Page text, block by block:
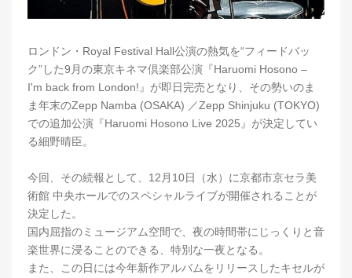
ロンドン・Royal Festival Hall公演の熱気を“フィードバッ
ク”した9月の東京キネマ倶楽部公演『Haruomi Hosono –
I'm back from London!』が即日完売となり、その勢いのま
ま年末のZepp Namba (OSAKA) ／Zepp Shinjuku (TOKYO)
での追加公演『Haruomi Hosono Live 2025』が決定してい
る細野晴臣。
今回、その続報として、12月10日（水）に京都市京セラ美
術館 中央ホールでのスペシャルライブが開催されることが
決定した。
国内屈指のミュージアム空間で、夜の時間帯にじっくりと音
楽世界に浸ることのできる、特別な一夜となる。
また、この日には今年新作アルバムをリリースしたキセルが